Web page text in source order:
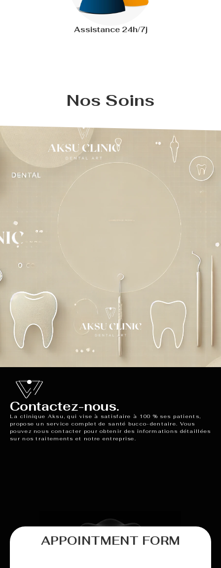
Assistance 24h/7j
Nos Soins
Contactez-nous.
La clinique Aksu, qui vise à satisfaire à 100 % ses patients,
propose un service complet de santé bucco-dentaire. Vous
pouvez nous contacter pour obtenir des informations détaillées
sur nos traitements et notre entreprise.
APPOINTMENT FORM